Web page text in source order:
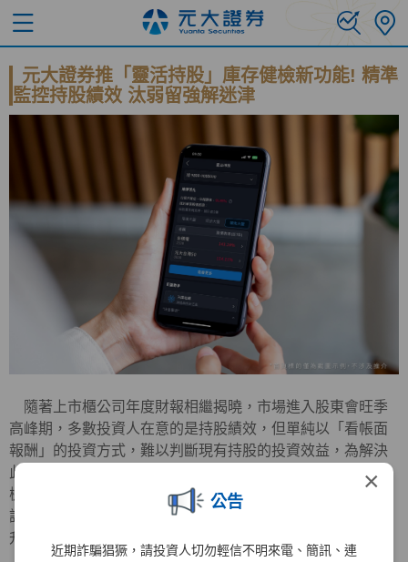
×
公告
近期詐騙猖獗，請投資人切勿輕信不明來電、簡訊、連
元大證券推「靈活持股」庫存健檢新功能! 精準
監控持股績效 汰弱留強解迷津
隨著上市櫃公司年度財報相繼揭曉，市場進入股東會旺季
高峰期，多數投資人在意的是持股績效，但單純以「看帳面
報酬」的投資方式，難以判斷現有持股的投資效益，為解決
此痛點，元大證券推出全新功能「靈活持股」，以「庫存健
檢」為核心，結合數據分析與直覺化操作，協助投資人即時
診斷持股體質，並透過智能條件單，落實汰弱留強策略，提
升整體投資效率。